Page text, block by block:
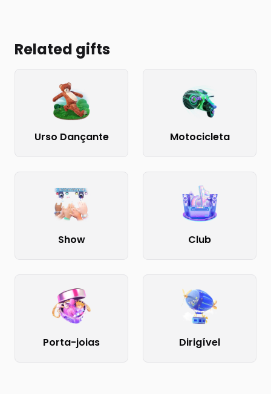
Related gifts
Urso Dançante Motocicleta
Show Club
Porta-joias Dirigível